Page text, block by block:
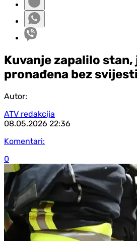
Kuvanje zapalilo stan,
pronađena bez svijesti
Autor:
ATV redakcija
08.05.2026 22:36
Komentari:
0